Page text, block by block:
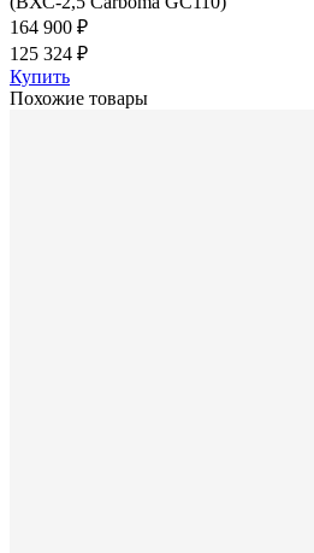
164 900 ₽
125 324 ₽
Купить
Похожие товары